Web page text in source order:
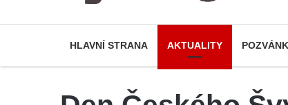
HLAVNÍ STRANA AKTUALITY